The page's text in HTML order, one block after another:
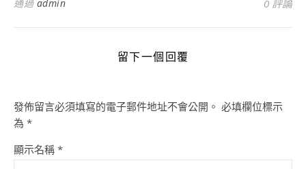
通過 admin 0 評論
留下一個回覆
發佈留言必須填寫的電子郵件地址不會公開。 必填欄位標示
為 *
顯示名稱 *